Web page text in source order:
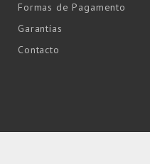
Formas de Pagamento
Garantías
Contacto